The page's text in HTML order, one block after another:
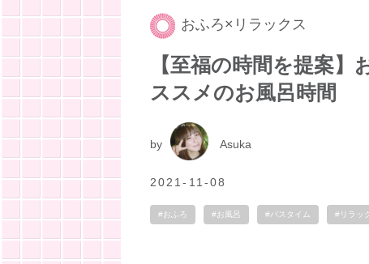
おふろ×リラックス
【至福の時間を提案
ススメのお風呂時間
by Asuka
2021-11-08
#おふろ #お風呂 #バスタイム #リラッ